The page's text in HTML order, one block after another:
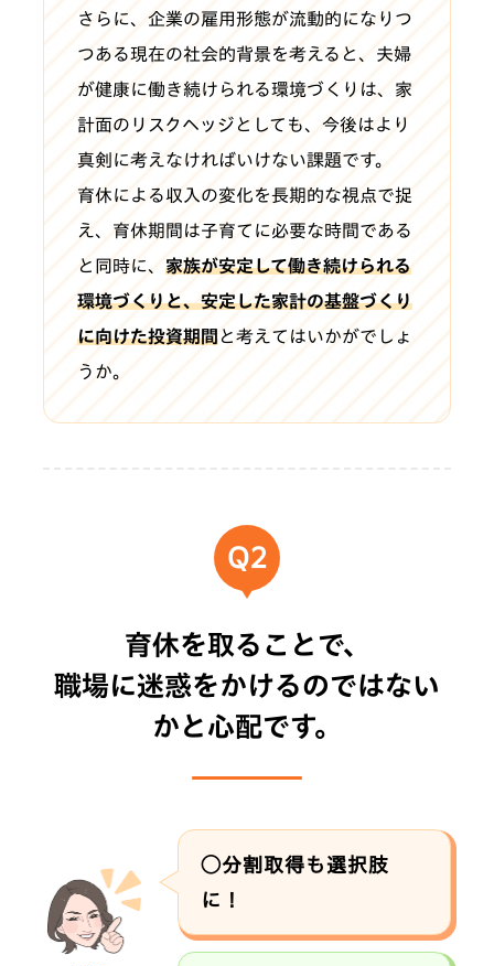
さらに、企業の雇用形態が流動的になりつ
つある現在の社会的背景を考えると、夫婦
が健康に働き続けられる環境づくりは、家
計面のリスクヘッジとしても、今後はより
真剣に考えなければいけない課題です。
育休による収入の変化を長期的な視点で捉
え、育休期間は子育てに必要な時間である
と同時に、 家族が安定して働き続けられる
環境づくりと、安定した家計の基盤づくり
に向けた投資期間と考えてはいかがでしょ
うか。
Q2
育休を取ることで、
職場に迷惑をかけるのではない
かと心配です。
◯分割取得も選択肢
に！